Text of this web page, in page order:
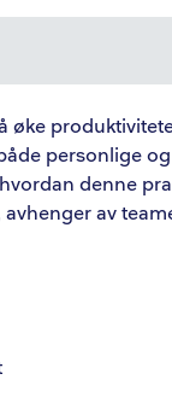
personlige
denne
av